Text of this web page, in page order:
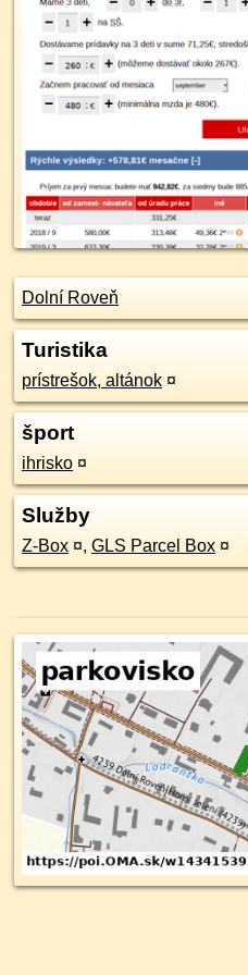
Dolní Roveň
Turistika
prístrešok, altánok ¤
šport
ihrisko ¤
Služby
Z-Box ¤, GLS Parcel Box ¤